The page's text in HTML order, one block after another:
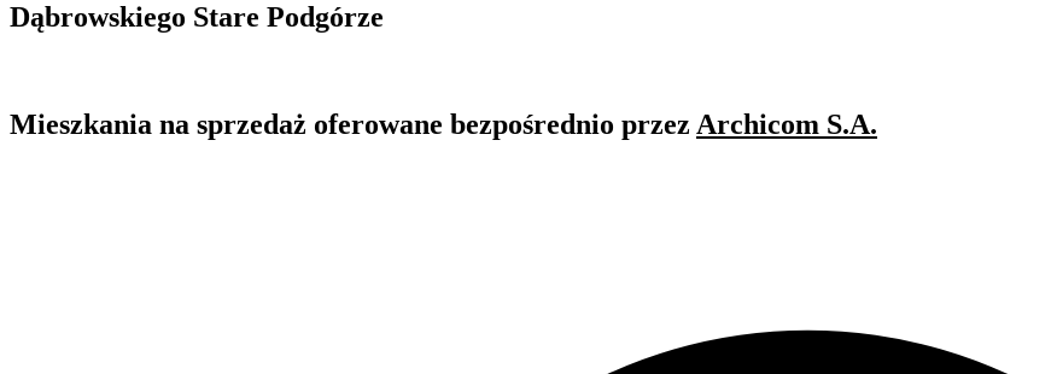
Dąbrowskiego Stare Podgórze
Mieszkania na sprzedaż oferowane bezpośrednio przez Archicom S.A.